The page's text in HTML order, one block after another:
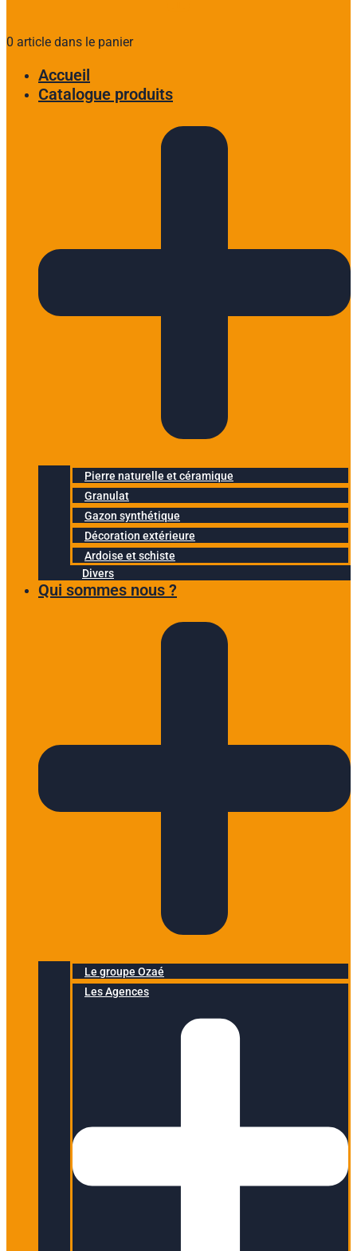
0 article dans le panier
Accueil
Catalogue produits
Pierre naturelle et céramique
Granulat
Gazon synthétique
Décoration extérieure
Ardoise et schiste
Divers
Qui sommes nous ?
Le groupe Ozaé
Les Agences